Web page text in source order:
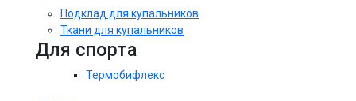
Подклад для купальников
Ткани для купальников
Для спорта
Термобифлекс